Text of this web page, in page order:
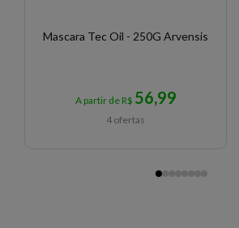
Mascara Tec Oil - 250G Arvensis
A partir de R$ 56,99
4 ofertas